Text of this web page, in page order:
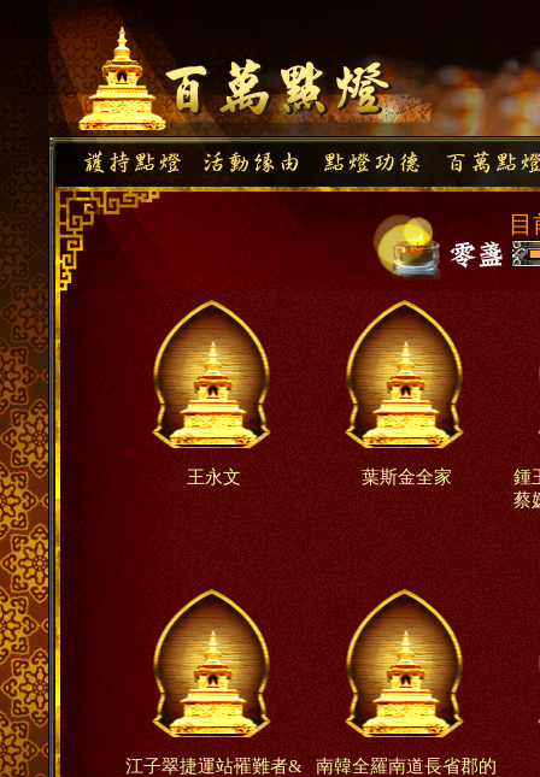
目
王永文 葉斯金全家
鍾
蔡
江子翠捷運站罹難者&
南韓全羅南道長省郡的